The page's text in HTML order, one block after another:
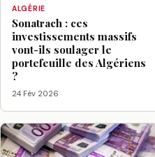
ALGÉRIE
Sonatrach : ces
investissements massifs
vont-ils soulager le
portefeuille des Algériens
?
24 Fév 2026